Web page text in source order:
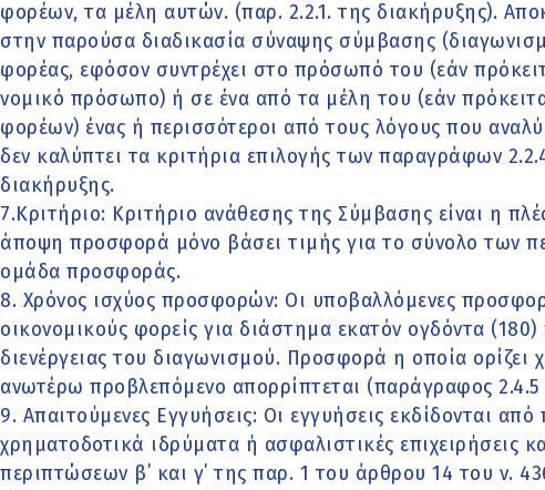
φορέων, τα μέλη αυτών. (παρ. 2.2.1. της διακήρυξης).
στην παρούσα διαδικασία σύναψης σύμβασης
φορέας, εφόσον συντρέχει στο πρόσωπό του (εάν
νομικό πρόσωπο) ή σε ένα από τα μέλη του (εάν
φορέων) ένας ή περισσότεροι από τους λόγους που
δεν καλύπτει τα κριτήρια επιλογής των παραγράφων
διακήρυξης.
7.Κριτήριο: Κριτήριο ανάθεσης της Σύμβασης είναι η
άποψη προσφορά μόνο βάσει τιμής για το σύνολο των
ομάδα προσφοράς.
8. Χρόνος ισχύος προσφορών: Οι υποβαλλόμενες
οικονομικούς φορείς για διάστημα εκατόν ογδόντα
διενέργειας του διαγωνισμού. Προσφορά η οποία ορίζει
ανωτέρω προβλεπόμενο απορρίπτεται (παράγραφος 2.4.5
9. Απαιτούμενες Εγγυήσεις: Οι εγγυήσεις εκδίδονται
χρηματοδοτικά ιδρύματα ή ασφαλιστικές επιχειρήσεις
περιπτώσεων β΄ και γ΄ της παρ. 1 του άρθρου 14 του ν.